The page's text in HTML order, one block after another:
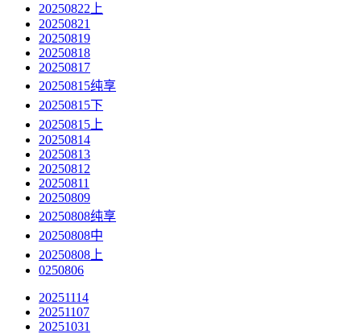
20250822上
20250821
20250819
20250818
20250817
20250815纯享
20250815下
20250815上
20250814
20250813
20250812
20250811
20250809
20250808纯享
20250808中
20250808上
0250806
20251114
20251107
20251031